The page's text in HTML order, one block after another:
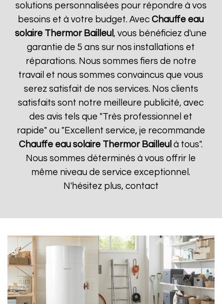
solutions personnalisées pour répondre à vos
besoins et à votre budget. AvecChauffe eau
solaire Thermor Bailleul, vous bénéficiez d'une
garantie de 5 ans sur nos installations et
réparations. Nous sommes fiers de notre
travail et nous sommes convaincus que vous
serez satisfait de nos services. Nos clients
satisfaits sont notre meilleure publicité, avec
des avis tels que "Très professionnel et
rapide" ou "Excellent service, je recommande
Chauffe eau solaire Thermor Bailleul à tous".
Nous sommes déterminés à vous offrir le
même niveau de service exceptionnel.
N'hésitez plus, contact